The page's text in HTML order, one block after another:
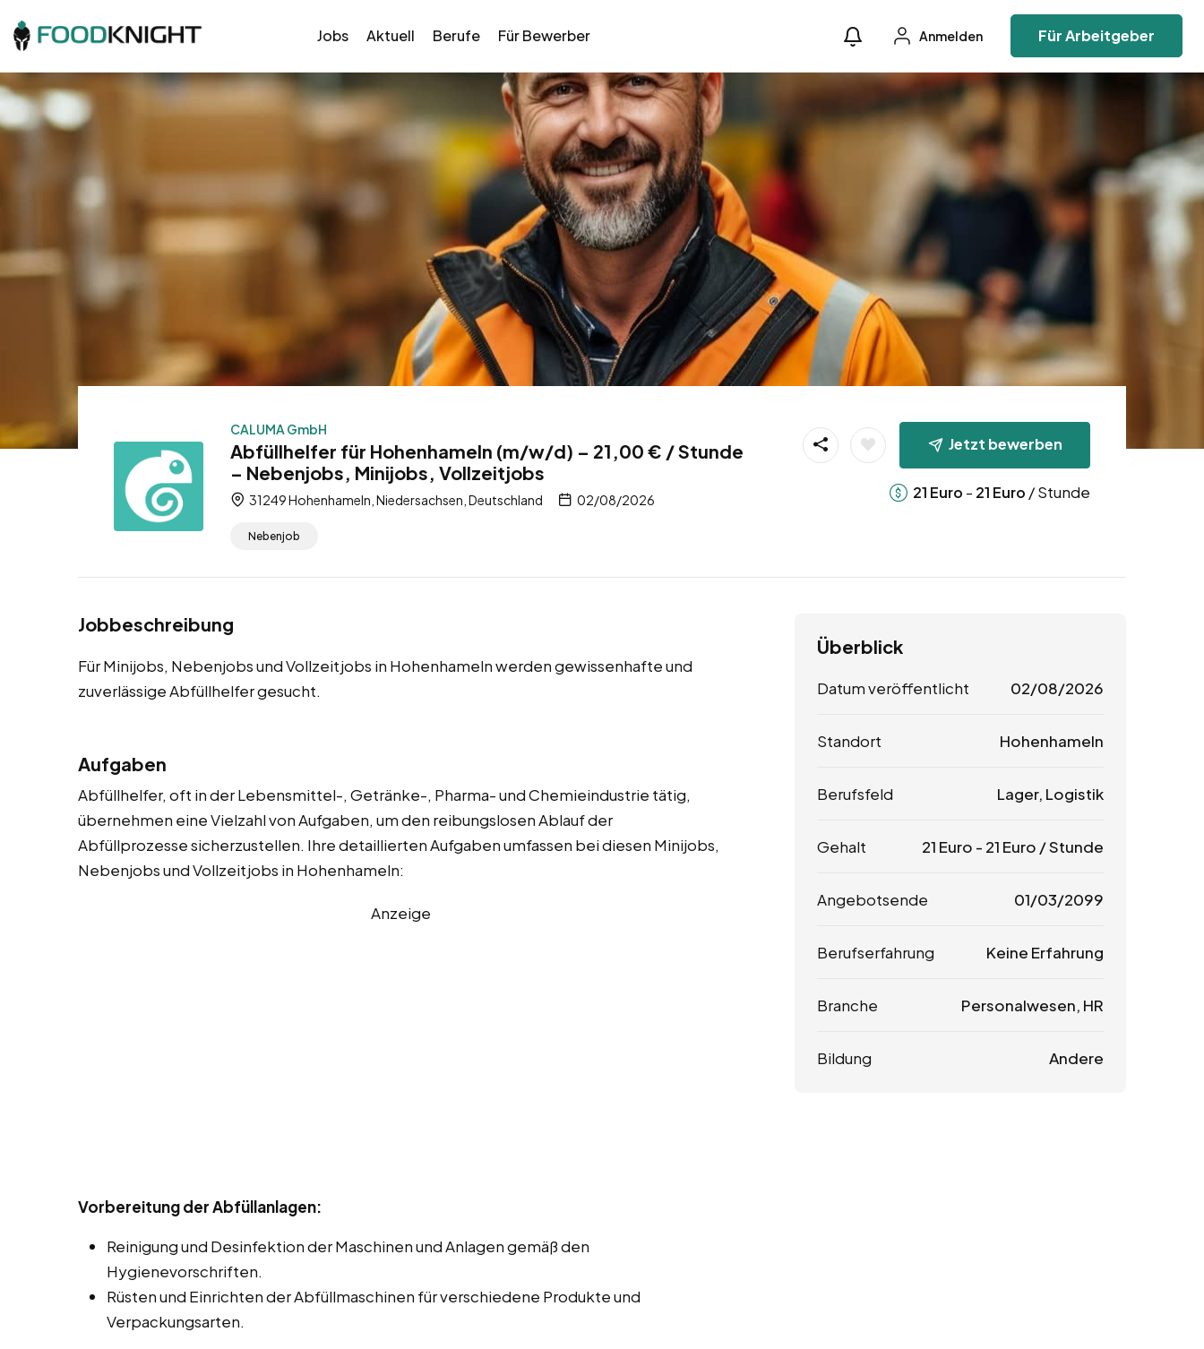
Jobs Aktuell Berufe Für Bewerber Anmelden Für Arbeitgeber
CALUMA GmbH
Abfüllhelfer für Hohenhameln (m/w/d) – 21,00 € / Stunde
– Nebenjobs, Minijobs, Vollzeitjobs
31249 Hohenhameln, Niedersachsen, Deutschland 02/08/2026
Nebenjob
Jetzt bewerben
21 Euro - 21 Euro / Stunde
Jobbeschreibung
Für Minijobs, Nebenjobs und Vollzeitjobs in Hohenhameln werden gewissenhafte und
zuverlässige Abfüllhelfer gesucht.
Aufgaben
Abfüllhelfer, oft in der Lebensmittel-, Getränke-, Pharma- und Chemieindustrie tätig,
übernehmen eine Vielzahl von Aufgaben, um den reibungslosen Ablauf der
Abfüllprozesse sicherzustellen. Ihre detaillierten Aufgaben umfassen bei diesen Minijobs,
Nebenjobs und Vollzeitjobs in Hohenhameln:
Anzeige
Vorbereitung der Abfüllanlagen:
Reinigung und Desinfektion der Maschinen und Anlagen gemäß den
Hygienevorschriften.
Rüsten und Einrichten der Abfüllmaschinen für verschiedene Produkte und
Verpackungsarten.
Überblick
Datum veröffentlicht 02/08/2026
Standort Hohenhameln
Berufsfeld Lager, Logistik
Gehalt 21 Euro - 21 Euro / Stunde
Angebotsende 01/03/2099
Berufserfahrung Keine Erfahrung
Branche Personalwesen, HR
Bildung Andere